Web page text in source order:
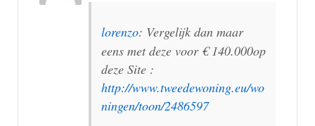
lorenzo: Vergelijk dan maar
eens met deze voor € 140.000op
deze Site :
http://www.tweedewoning.eu/wo
ningen/toon/2486597